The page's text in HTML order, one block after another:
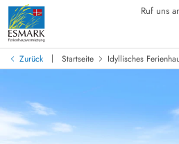
Ruf uns
Zurück | Startseite Idyllisches